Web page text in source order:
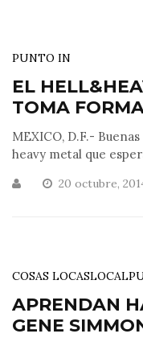
PUNTO IN
EL
TOMA
MEXICO, D.F.-
heavy metal que
20 octubre,
COSAS LOCASLOCAL
APRENDAN
GENE